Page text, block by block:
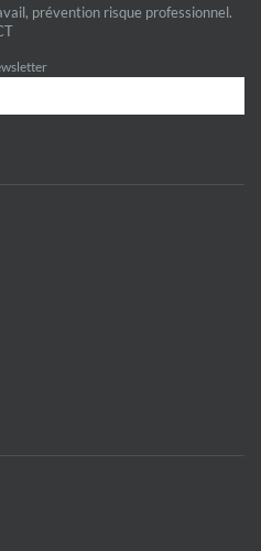
prévention risque professionnel.